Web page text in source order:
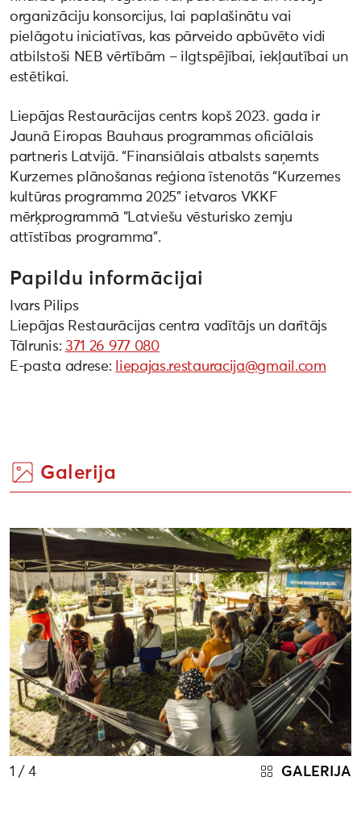
organizāciju konsorcijus, lai paplašinātu vai
pielāgotu iniciatīvas, kas pārveido apbūvēto vidi
atbilstoši NEB vērtībām – ilgtspējībai, iekļautībai un
estētikai.
Liepājas Restaurācijas centrs kopš 2023. gada ir
Jaunā Eiropas Bauhaus programmas oficiālais
partneris Latvijā. “Finansiālais atbalsts saņemts
Kurzemes plānošanas reģiona īstenotās “Kurzemes
kultūras programma 2025” ietvaros VKKF
mērķprogrammā “Latviešu vēsturisko zemju
attīstības programma”.
Papildu informācijai
Ivars Pilips
Liepājas Restaurācijas centra vadītājs un darītājs
Tālrunis: 371 26 977 080
E-pasta adrese:
liepajas.restauracija@gmail.com
Galerija
1 / 4 GALERIJA